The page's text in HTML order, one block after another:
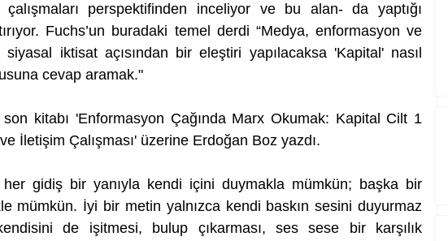
perspektifinden inceliyor ve bu alan- da yaptığı
Fuchs’un buradaki temel derdi “Medya, enformasyon ve
siyasal iktisat açısından bir eleştiri yapılacaksa 'Kapital' nasıl
cevap aramak."
kitabı 'Enformasyon Çağında Marx Okumak: Kapital Cilt 1
İletişim Çalışması' üzerine Erdoğan Boz yazdı.
her gidiş bir yanıyla kendi içini duymakla mümkün; başka bir
mümkün. İyi bir metin yalnızca kendi baskın sesini duyurmaz
de işitmesi, bulup çıkarması, ses sese bir karşılık